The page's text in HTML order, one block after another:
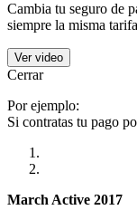
Cambia tu seguro de
siempre la misma
Ver video
Cerrar
Por ejemplo:
Si contratas tu pago
March Active 2017